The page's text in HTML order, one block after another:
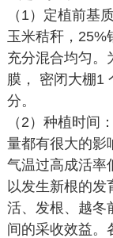
（1）定植前基
玉米秸秆，25%
充分混合均匀。
膜， 密闭大棚1
分。
（2）种植时间
量都有很大的影
气温过高成活率
以发生新根的
活、发根、越冬
间的采收效益。